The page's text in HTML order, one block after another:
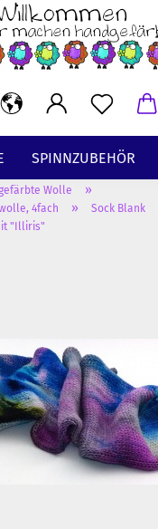
SPINNZUBEHÖR
Wolle »
4fach » Sock Blank
"Illiris"